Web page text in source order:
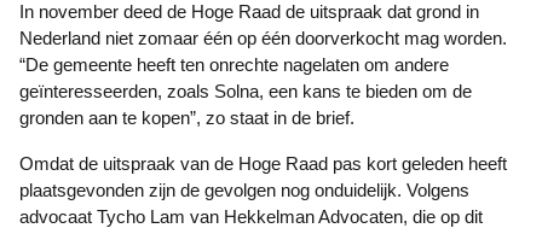
In november deed de Hoge Raad de uitspraak dat grond in
Nederland niet zomaar één op één doorverkocht mag worden.
“De gemeente heeft ten onrechte nagelaten om andere
geïnteresseerden, zoals Solna, een kans te bieden om de
gronden aan te kopen”, zo staat in de brief.
Omdat de uitspraak van de Hoge Raad pas kort geleden heeft
plaatsgevonden zijn de gevolgen nog onduidelijk. Volgens
advocaat Tycho Lam van Hekkelman Advocaten, die op dit